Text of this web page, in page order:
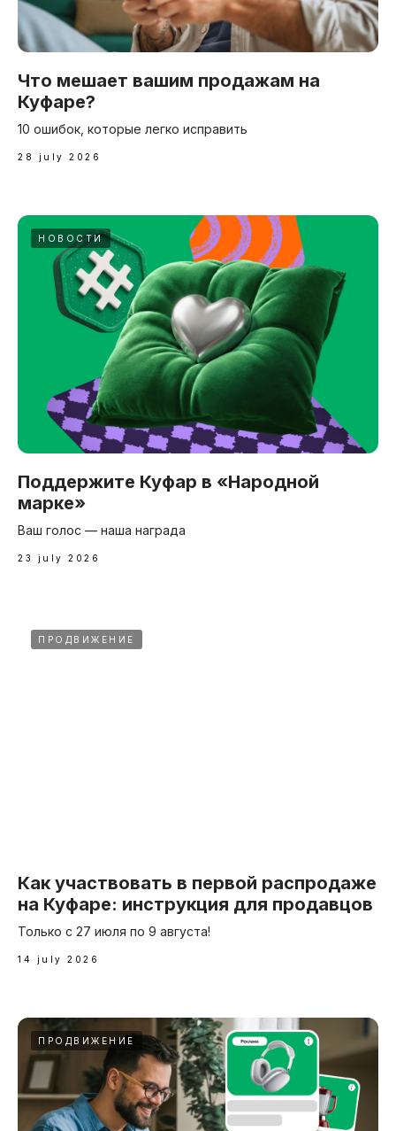
Что мешает вашим продажам на
Куфаре?
10 ошибок, которые легко исправить
28 july 2026
НОВОСТИ
Поддержите Куфар в «Народной
марке»
Ваш голос — наша награда
23 july 2026
ПРОДВИЖЕНИЕ
Как участвовать в первой распродаже
на Куфаре: инструкция для продавцов
Только с 27 июля по 9 августа!
14 july 2026
ПРОДВИЖЕНИЕ